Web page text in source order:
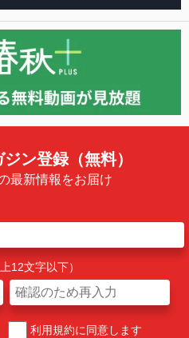
ン登録（無料）
最新情報をお届け
12文字以下）
利用規約に同意します